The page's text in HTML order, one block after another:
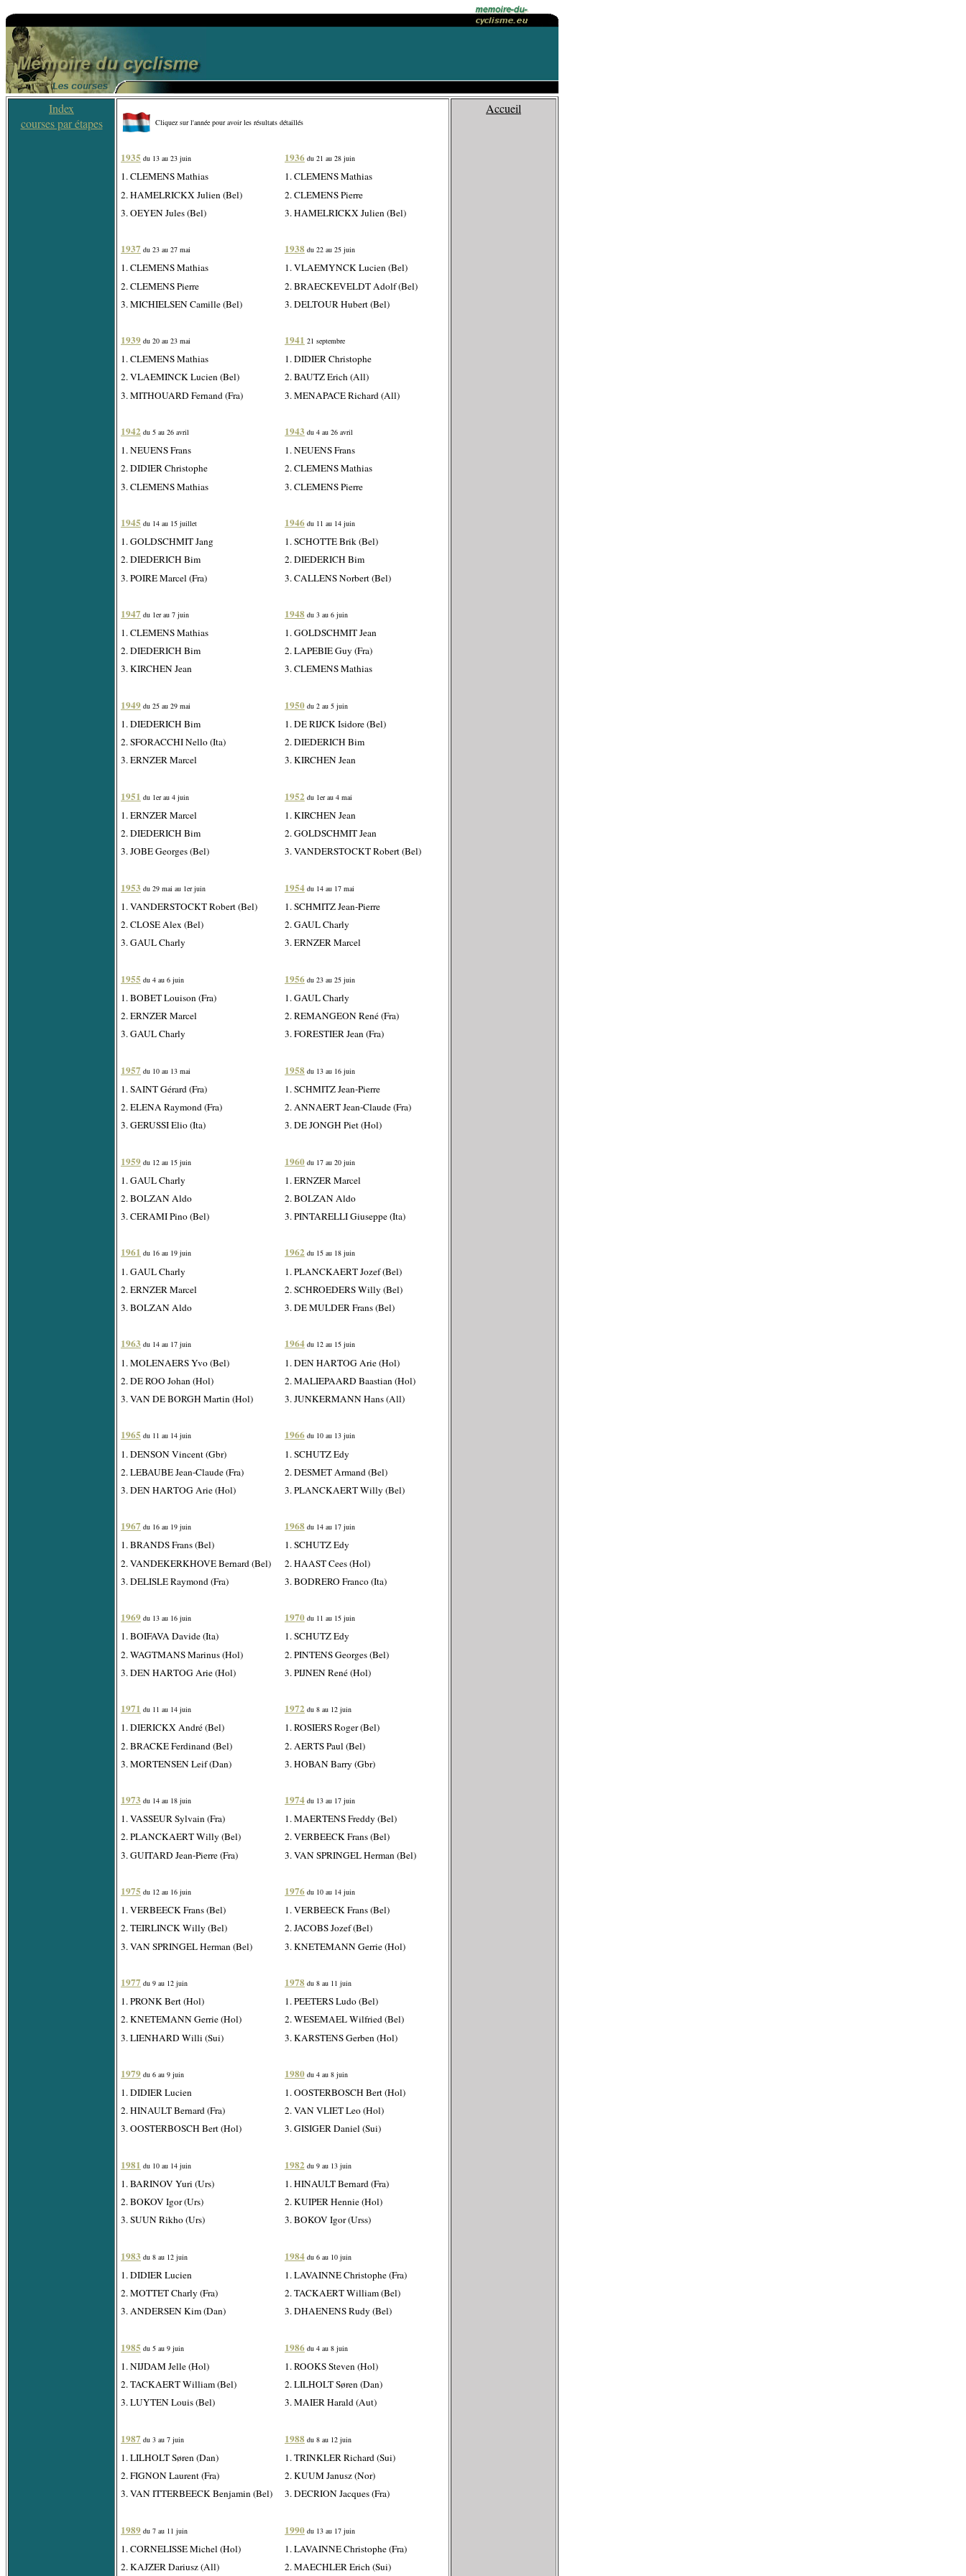
Index
courses par étapes
Cliquez sur l'année pour avoir les résultats détaillés
1935 du 13 au 23 juin
1. CLEMENS Mathias
2. HAMELRICKX Julien (Bel)
3. OEYEN Jules (Bel)
1937 du 23 au 27 mai
1. CLEMENS Mathias
2. CLEMENS Pierre
3. MICHIELSEN Camille (Bel)
1939 du 20 au 23 mai
1. CLEMENS Mathias
2. VLAEMINCK Lucien (Bel)
3. MITHOUARD Fernand (Fra)
1942 du 5 au 26 avril
1. NEUENS Frans
2. DIDIER Christophe
3. CLEMENS Mathias
1945 du 14 au 15 juillet
1. GOLDSCHMIT Jang
2. DIEDERICH Bim
3. POIRE Marcel (Fra)
1947 du 1er au 7 juin
1. CLEMENS Mathias
2. DIEDERICH Bim
3. KIRCHEN Jean
1949 du 25 au 29 mai
1. DIEDERICH Bim
2. SFORACCHI Nello (Ita)
3. ERNZER Marcel
1951 du 1er au 4 juin
1. ERNZER Marcel
2. DIEDERICH Bim
3. JOBE Georges (Bel)
1953 du 29 mai au 1er juin
1. VANDERSTOCKT Robert (Bel)
2. CLOSE Alex (Bel)
3. GAUL Charly
1955 du 4 au 6 juin
1. BOBET Louison (Fra)
2. ERNZER Marcel
3. GAUL Charly
1957 du 10 au 13 mai
1. SAINT Gérard (Fra)
2. ELENA Raymond (Fra)
3. GERUSSI Elio (Ita)
1959 du 12 au 15 juin
1. GAUL Charly
2. BOLZAN Aldo
3. CERAMI Pino (Bel)
1961 du 16 au 19 juin
1. GAUL Charly
2. ERNZER Marcel
3. BOLZAN Aldo
1963 du 14 au 17 juin
1. MOLENAERS Yvo (Bel)
2. DE ROO Johan (Hol)
3. VAN DE BORGH Martin (Hol)
1965 du 11 au 14 juin
1. DENSON Vincent (Gbr)
2. LEBAUBE Jean-Claude (Fra)
3. DEN HARTOG Arie (Hol)
1967 du 16 au 19 juin
1. BRANDS Frans (Bel)
2. VANDEKERKHOVE Bernard (Bel)
3. DELISLE Raymond (Fra)
1969 du 13 au 16 juin
1. BOIFAVA Davide (Ita)
2. WAGTMANS Marinus (Hol)
3. DEN HARTOG Arie (Hol)
1971 du 11 au 14 juin
1. DIERICKX André (Bel)
2. BRACKE Ferdinand (Bel)
3. MORTENSEN Leif (Dan)
1973 du 14 au 18 juin
1. VASSEUR Sylvain (Fra)
2. PLANCKAERT Willy (Bel)
3. GUITARD Jean-Pierre (Fra)
1975 du 12 au 16 juin
1. VERBEECK Frans (Bel)
2. TEIRLINCK Willy (Bel)
3. VAN SPRINGEL Herman (Bel)
1977 du 9 au 12 juin
1. PRONK Bert (Hol)
2. KNETEMANN Gerrie (Hol)
3. LIENHARD Willi (Sui)
1979 du 6 au 9 juin
1. DIDIER Lucien
2. HINAULT Bernard (Fra)
3. OOSTERBOSCH Bert (Hol)
1981 du 10 au 14 juin
1. BARINOV Yuri (Urs)
2. BOKOV Igor (Urs)
3. SUUN Rikho (Urs)
1983 du 8 au 12 juin
1. DIDIER Lucien
2. MOTTET Charly (Fra)
3. ANDERSEN Kim (Dan)
1985 du 5 au 9 juin
1. NIJDAM Jelle (Hol)
2. TACKAERT William (Bel)
3. LUYTEN Louis (Bel)
1987 du 3 au 7 juin
1. LILHOLT Søren (Dan)
2. FIGNON Laurent (Fra)
3. VAN ITTERBEECK Benjamin (Bel)
1989 du 7 au 11 juin
1. CORNELISSE Michel (Hol)
2. KAJZER Dariusz (All)
1936 du 21 au 28 juin
1. CLEMENS Mathias
2. CLEMENS Pierre
3. HAMELRICKX Julien (Bel)
1938 du 22 au 25 juin
1. VLAEMYNCK Lucien (Bel)
2. BRAECKEVELDT Adolf (Bel)
3. DELTOUR Hubert (Bel)
1941 21 septembre
1. DIDIER Christophe
2. BAUTZ Erich (All)
3. MENAPACE Richard (All)
1943 du 4 au 26 avril
1. NEUENS Frans
2. CLEMENS Mathias
3. CLEMENS Pierre
1946 du 11 au 14 juin
1. SCHOTTE Brik (Bel)
2. DIEDERICH Bim
3. CALLENS Norbert (Bel)
1948 du 3 au 6 juin
1. GOLDSCHMIT Jean
2. LAPEBIE Guy (Fra)
3. CLEMENS Mathias
1950 du 2 au 5 juin
1. DE RIJCK Isidore (Bel)
2. DIEDERICH Bim
3. KIRCHEN Jean
1952 du 1er au 4 mai
1. KIRCHEN Jean
2. GOLDSCHMIT Jean
3. VANDERSTOCKT Robert (Bel)
1954 du 14 au 17 mai
1. SCHMITZ Jean-Pierre
2. GAUL Charly
3. ERNZER Marcel
1956 du 23 au 25 juin
1. GAUL Charly
2. REMANGEON René (Fra)
3. FORESTIER Jean (Fra)
1958 du 13 au 16 juin
1. SCHMITZ Jean-Pierre
2. ANNAERT Jean-Claude (Fra)
3. DE JONGH Piet (Hol)
1960 du 17 au 20 juin
1. ERNZER Marcel
2. BOLZAN Aldo
3. PINTARELLI Giuseppe (Ita)
1962 du 15 au 18 juin
1. PLANCKAERT Jozef (Bel)
2. SCHROEDERS Willy (Bel)
3. DE MULDER Frans (Bel)
1964 du 12 au 15 juin
1. DEN HARTOG Arie (Hol)
2. MALIEPAARD Baastian (Hol)
3. JUNKERMANN Hans (All)
1966 du 10 au 13 juin
1. SCHUTZ Edy
2. DESMET Armand (Bel)
3. PLANCKAERT Willy (Bel)
1968 du 14 au 17 juin
1. SCHUTZ Edy
2. HAAST Cees (Hol)
3. BODRERO Franco (Ita)
1970 du 11 au 15 juin
1. SCHUTZ Edy
2. PINTENS Georges (Bel)
3. PIJNEN René (Hol)
1972 du 8 au 12 juin
1. ROSIERS Roger (Bel)
2. AERTS Paul (Bel)
3. HOBAN Barry (Gbr)
1974 du 13 au 17 juin
1. MAERTENS Freddy (Bel)
2. VERBEECK Frans (Bel)
3. VAN SPRINGEL Herman (Bel)
1976 du 10 au 14 juin
1. VERBEECK Frans (Bel)
2. JACOBS Jozef (Bel)
3. KNETEMANN Gerrie (Hol)
1978 du 8 au 11 juin
1. PEETERS Ludo (Bel)
2. WESEMAEL Wilfried (Bel)
3. KARSTENS Gerben (Hol)
1980 du 4 au 8 juin
1. OOSTERBOSCH Bert (Hol)
2. VAN VLIET Leo (Hol)
3. GISIGER Daniel (Sui)
1982 du 9 au 13 juin
1. HINAULT Bernard (Fra)
2. KUIPER Hennie (Hol)
3. BOKOV Igor (Urss)
1984 du 6 au 10 juin
1. LAVAINNE Christophe (Fra)
2. TACKAERT William (Bel)
3. DHAENENS Rudy (Bel)
1986 du 4 au 8 juin
1. ROOKS Steven (Hol)
2. LILHOLT Søren (Dan)
3. MAIER Harald (Aut)
1988 du 8 au 12 juin
1. TRINKLER Richard (Sui)
2. KUUM Janusz (Nor)
3. DECRION Jacques (Fra)
1990 du 13 au 17 juin
1. LAVAINNE Christophe (Fra)
2. MAECHLER Erich (Sui)
Accueil